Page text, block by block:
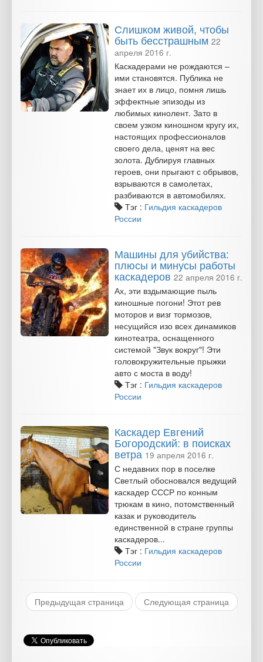
Слишком живой, чтобы
быть бесстрашным 22
апреля 2016 г.
Каскадерами не рождаются –
ими становятся. Публика не
знает их в лицо, помня лишь
эффектные эпизоды из
любимых кинолент. Зато в
своем узком киношном кругу их,
настоящих профессионалов
своего дела, ценят на вес
золота. Дублируя главных
героев, они прыгают с обрывов,
взрываются в самолетах,
разбиваются в автомобилях.
Тэг : Гильдия каскадеров
России
Машины для убийства:
плюсы и минусы работы
каскадеров 22 апреля 2016 г.
Ах, эти вздымающие пыль
киношные погони! Этот рев
моторов и визг тормозов,
несущийся изо всех динамиков
кинотеатра, оснащенного
системой "Звук вокруг"! Эти
головокружительные прыжки
авто с моста в воду!
Тэг : Гильдия каскадеров
России
Каскадер Евгений
Богородский: в поисках
ветра 19 апреля 2016 г.
С недавних пор в поселке
Светлый обосновался ведущий
каскадер СССР по конным
трюкам в кино, потомственный
казак и руководитель
единственной в стране группы
каскадеров...
Тэг : Гильдия каскадеров
России
Предыдущая страница Следующая страница